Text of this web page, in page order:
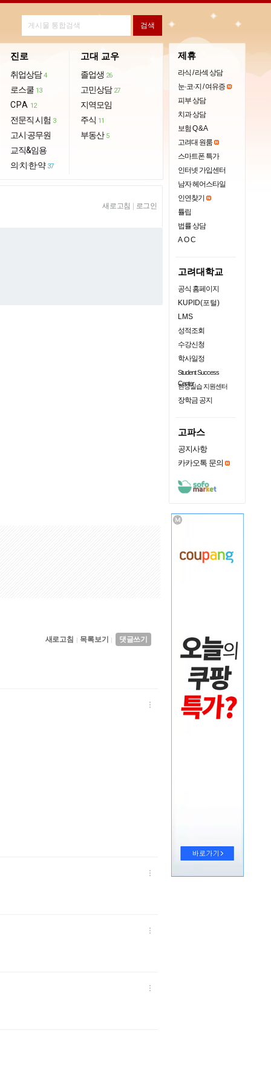
진로
취업상담 4
로스쿨 13
CPA 12
전문직 시험 3
고시·공무원
교직&임용
의·치·한·약 37
고대 교우
졸업생 26
고민상담 27
지역모임
주식 11
부동산 5
새로고침 로그인
새로고침 | 목록보기 | 댓글쓰기




제휴
라식 / 라섹 상담
눈·코·지 / 여유증
피부 상담
치과 상담
보험 Q & A
고려대 원룸
스마트폰 특가
인터넷 가입센터
남자 헤어스타일
인연찾기
튤립
법률 상담
AOC
고려대학교
공식 홈페이지
KUPID(포털)
LMS
성적조회
수강신청
학사일정
Student Success
Center
현장실습 지원센터
장학금 공지
고파스
공지사항
카카오톡 문의